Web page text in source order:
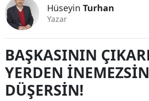
Çankırı
Çorum
Hüseyin Turhan
Yazar
BAŞKASININ
YERDEN İNEMEZSİN
DÜŞERSİN!